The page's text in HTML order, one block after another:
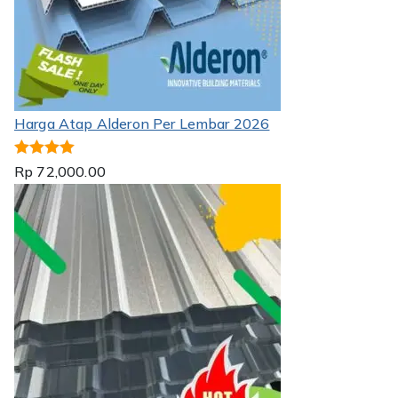
Harga Atap Alderon Per Lembar 2026
Dinilai 5.00
dari 5
Rp 72,000.00